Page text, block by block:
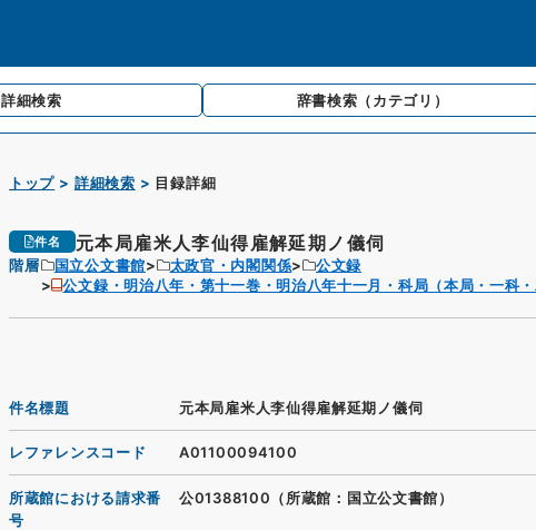
詳細検索 辞書検索 （カテゴリ）
トップ 詳細検索 目録詳細
件名 元本局雇米人李仙得雇解延期ノ儀伺
階層 国立公文書館 太政官・内閣関係
公文録
公文録・明治八年・第十一巻・明治八年十一月・科局（本局・一科
件名標題 元本局雇米人李仙得雇解延期ノ儀伺
レファレンスコード A01100094100
所蔵館における請求番
号
公01388100（所蔵館：国立公文書館）